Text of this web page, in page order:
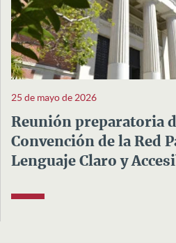
25 de mayo de 2026
Reunión preparatoria
Convención de la Red
Lenguaje Claro y